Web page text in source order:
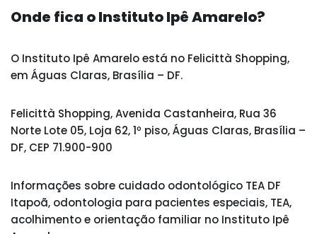
Onde fica o Instituto Ipê Amarelo?
O Instituto Ipê Amarelo está no Felicittà Shopping,
em Águas Claras, Brasília – DF.
Felicittà Shopping, Avenida Castanheira, Rua 36
Norte Lote 05, Loja 62, 1º piso, Águas Claras, Brasília –
DF, CEP 71.900-900
Informações sobre cuidado odontológico TEA DF
Itapoã, odontologia para pacientes especiais, TEA,
acolhimento e orientação familiar no Instituto Ipê